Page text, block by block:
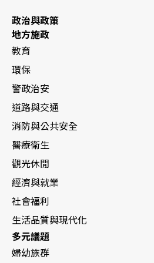
政治與政策
地方施政
教育
環保
警政治安
道路與交通
消防與公共安全
醫療衛生
觀光休閒
經濟與就業
社會福利
生活品質與現代化
多元議題
婦幼族群